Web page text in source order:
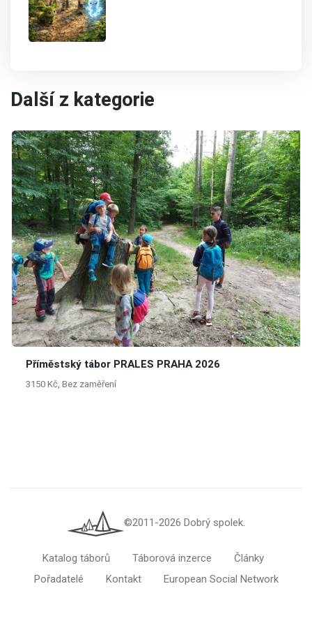
Další z kategorie
Příměstský tábor PRALES PRAHA 2026
3150 Kč, Bez zaměření
©2011-2026 Dobrý spolek.
Katalog táborů Táborová inzerce
Články
Pořadatelé
Kontakt European Social Network